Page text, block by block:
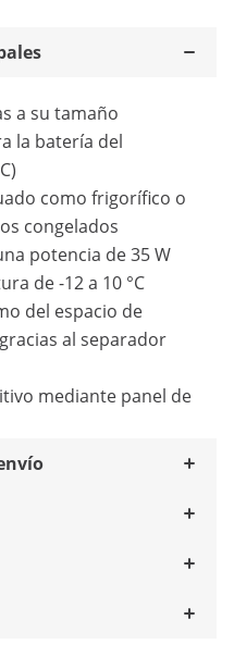
a su tamaño
la batería del
como frigorífico o
congelados
potencia de 35 W
de -12 a 10 °C
del espacio de
al separador
mediante panel de